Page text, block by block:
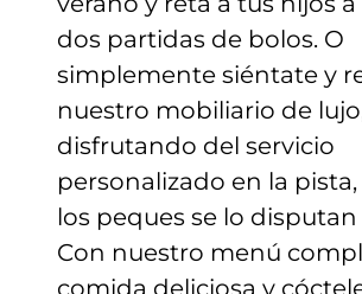
dos partidas de bolos. O
simplemente siéntate y
nuestro mobiliario de
disfrutando del servicio
personalizado en la pista,
los peques se lo
Con nuestro menú
comida deliciosa y